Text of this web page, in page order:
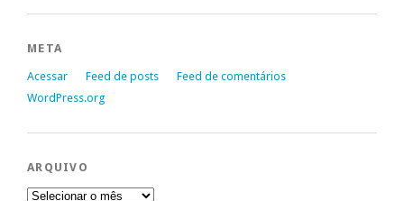
META
Acessar Feed de posts
Feed de comentários
WordPress.org
ARQUIVO
Arquivo